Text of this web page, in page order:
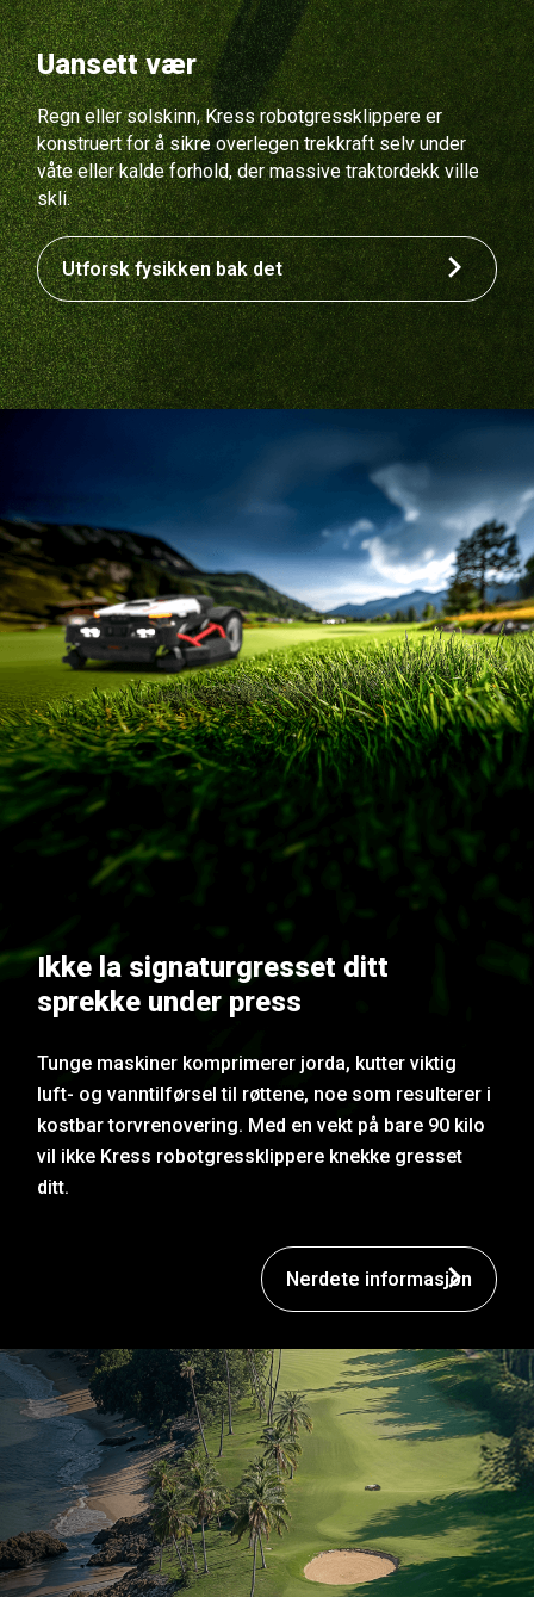
Uansett vær
Regn eller solskinn, Kress robotgressklippere er
konstruert for å sikre overlegen trekkraft selv under
våte eller kalde forhold, der massive traktordekk ville
skli.
Utforsk fysikken bak det
Ikke la signaturgresset ditt
sprekke under press
Tunge maskiner komprimerer jorda, kutter viktig
luft- og vanntilførsel til røttene, noe som resulterer i
kostbar torvrenovering. Med en vekt på bare 90 kilo
vil ikke Kress robotgressklippere knekke gresset
ditt.
Nerdete informasjon